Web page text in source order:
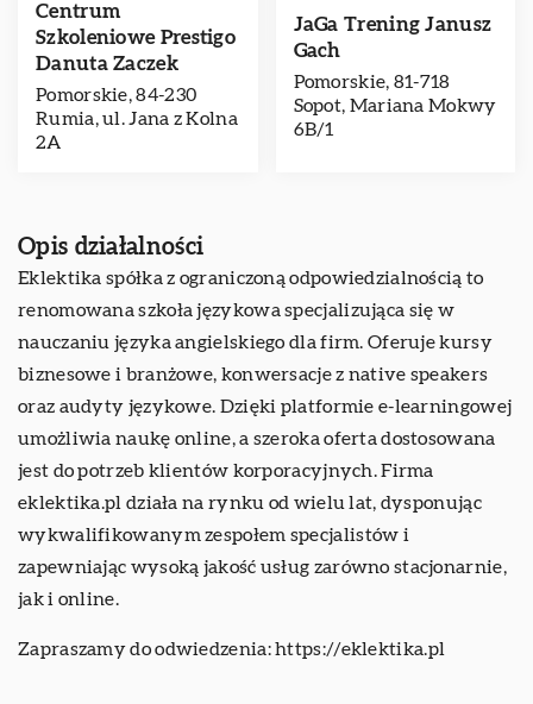
Centrum
Szkoleniowe Prestigo
Danuta Zaczek
Pomorskie, 84-230
Rumia, ul. Jana z Kolna
2A
JaGa Trening Janusz
Gach
Pomorskie, 81-718
Sopot, Mariana Mokwy
6B/1
Opis działalności
Eklektika spółka z ograniczoną odpowiedzialnością to
renomowana szkoła językowa specjalizująca się w
nauczaniu języka angielskiego dla firm. Oferuje kursy
biznesowe i branżowe, konwersacje z native speakers
oraz audyty językowe. Dzięki platformie e-learningowej
umożliwia naukę online, a szeroka oferta dostosowana
jest do potrzeb klientów korporacyjnych. Firma
eklektika.pl działa na rynku od wielu lat, dysponując
wykwalifikowanym zespołem specjalistów i
zapewniając wysoką jakość usług zarówno stacjonarnie,
jak i online.
Zapraszamy do odwiedzenia:https://eklektika.pl